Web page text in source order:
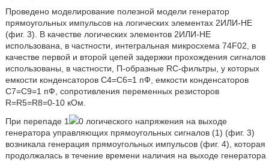
Проведено моделирование полезной модели генератор
прямоугольных импульсов на логических элементах 2ИЛИ-НЕ
(фиг. 3). В качестве логических элементов 2ИЛИ-НЕ
использована, в частности, интегральная микросхема 74F02, в
качестве первой и второй цепей задержки прохождения сигналов
использованы, в частности, П-образные RC-фильтры, у которых
емкости конденсаторов C4=C6=1 пФ, емкости конденсаторов
C7=C9=1 пФ, сопротивления переменных резисторов
R=R5=R8=0-10 кОм.
При перепаде 1
0 логического напряжения на выходе
генератора управляющих прямоугольных сигналов (1) (фиг. 3)
возникала генерация прямоугольных импульсов (фиг. 4), которая
продолжалась в течение времени наличия на выходе генератора